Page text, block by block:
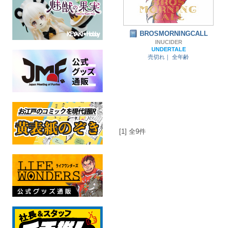
BROSMORNINGCALL
INUCIDER
UNDERTALE
売切れ｜
全年齢
[1] 全9件